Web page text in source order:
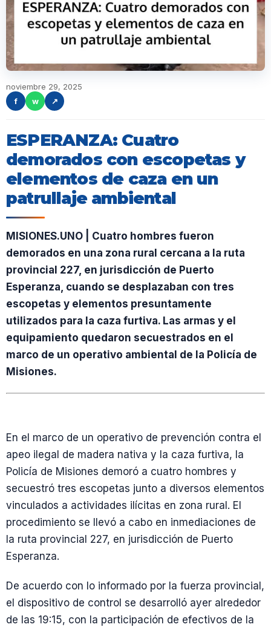
noviembre 29, 2025
f
w ↗
ESPERANZA: Cuatro
demorados con escopetas y
elementos de caza en un
patrullaje ambiental
MISIONES.UNO | Cuatro hombres fueron
demorados en una zona rural cercana a la ruta
provincial 227, en jurisdicción de Puerto
Esperanza, cuando se desplazaban con tres
escopetas y elementos presuntamente
utilizados para la caza furtiva. Las armas y el
equipamiento quedaron secuestrados en el
marco de un operativo ambiental de la Policía de
Misiones.
En el marco de un operativo de prevención contra el
apeo ilegal de madera nativa y la caza furtiva, la
Policía de Misiones demoró a cuatro hombres y
secuestró tres escopetas junto a diversos elementos
vinculados a actividades ilícitas en zona rural. El
procedimiento se llevó a cabo en inmediaciones de
la ruta provincial 227, en jurisdicción de Puerto
Esperanza.
De acuerdo con lo informado por la fuerza provincial,
el dispositivo de control se desarrolló ayer alrededor
de las 19:15, con la participación de efectivos de la